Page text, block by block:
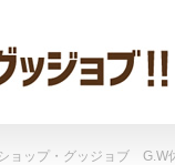
ョップ・グッジョブ G.W